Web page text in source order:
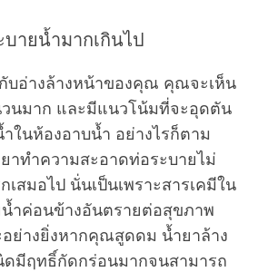
ายน้ำมากเกินไป
บอ่างล้างหน้าของคุณ คุณจะเห็น
วนมาก และมีแนวโน้มที่จะอุดตัน
ในห้องอาบน้ำ อย่างไรก็ตาม
าทำความสะอาดท่อระบายไม่
เสมอไป นั่นเป็นเพราะสารเคมีใน
น้ำค่อนข้างอันตรายต่อสุขภาพ
ย่างยิ่งหากคุณสูดดม น้ำยาล้าง
ดมีฤทธิ์กัดกร่อนมากจนสามารถ